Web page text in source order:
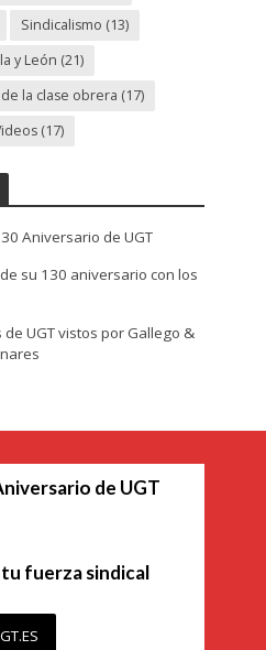
Sindicalismo (13)
y León (21)
la clase obrera (17)
(17)
Aniversario de UGT
su 130 aniversario con los
UGT vistos por Gallego &
de UGT
fuerza sindical